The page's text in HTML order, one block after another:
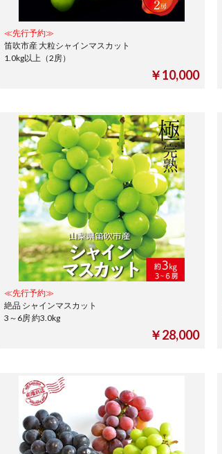
≪先行予約≫
笛吹市産 大粒シャインマスカット
1.0kg以上（2房）
￥10,000
≪先行予約≫
絶品 シャインマスカット
3～6房 約3.0kg
￥28,000